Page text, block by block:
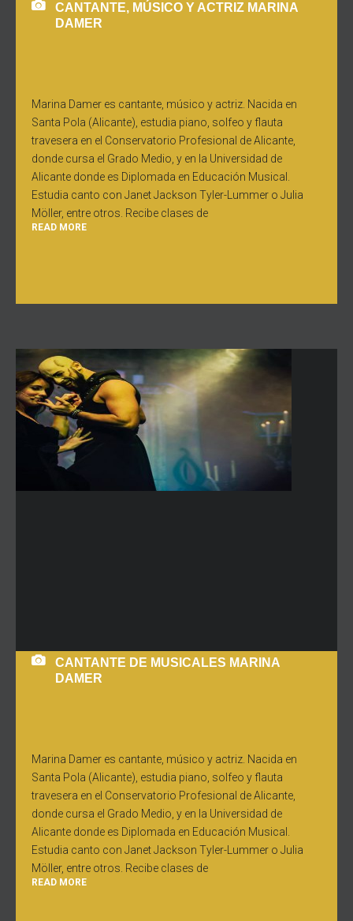
CANTANTE, MÚSICO Y ACTRIZ MARINA
DAMER
Marina Damer es cantante, músico y actriz. Nacida en
Santa Pola (Alicante), estudia piano, solfeo y flauta
travesera en el Conservatorio Profesional de Alicante,
donde cursa el Grado Medio, y en la Universidad de
Alicante donde es Diplomada en Educación Musical.
Estudia canto con Janet Jackson Tyler-Lummer o Julia
Möller, entre otros. Recibe clases de
READ MORE
CANTANTE DE MUSICALES MARINA
DAMER
Marina Damer es cantante, músico y actriz. Nacida en
Santa Pola (Alicante), estudia piano, solfeo y flauta
travesera en el Conservatorio Profesional de Alicante,
donde cursa el Grado Medio, y en la Universidad de
Alicante donde es Diplomada en Educación Musical.
Estudia canto con Janet Jackson Tyler-Lummer o Julia
Möller, entre otros. Recibe clases de
READ MORE